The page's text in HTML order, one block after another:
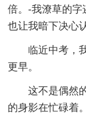
倍。-我潦草的字
也让我暗下决心
临近中考，
更早。
这不是偶然
的身影在忙碌着